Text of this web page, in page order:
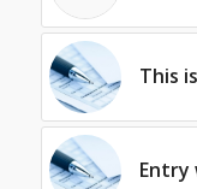
This
Entry